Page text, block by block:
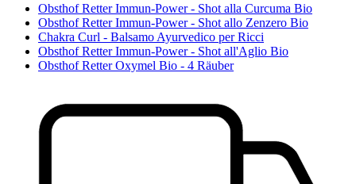
Obsthof Retter Immun-Power - Shot alla Curcuma Bio
Obsthof Retter Immun-Power - Shot allo Zenzero Bio
Chakra Curl - Balsamo Ayurvedico per Ricci
Obsthof Retter Immun-Power - Shot all'Aglio Bio
Obsthof Retter Oxymel Bio - 4 Räuber